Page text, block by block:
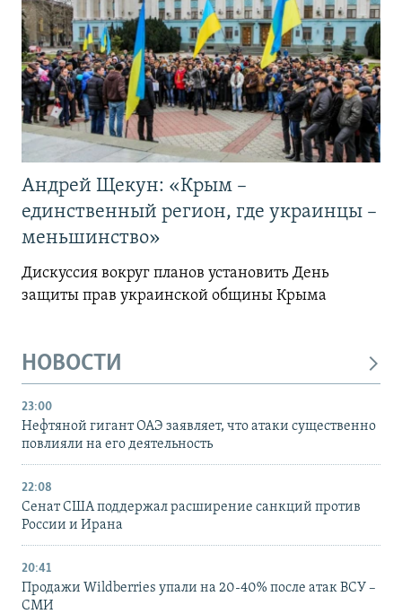
Андрей Щекун: «Крым –
единственный регион, где украинцы –
меньшинство»
Дискуссия вокруг планов установить День
защиты прав украинской общины Крыма
НОВОСТИ
23:00
Нефтяной гигант ОАЭ заявляет, что атаки существенно
повлияли на его деятельность
22:08
Сенат США поддержал расширение санкций против
России и Ирана
20:41
Продажи Wildberries упали на 20-40% после атак ВСУ –
СМИ